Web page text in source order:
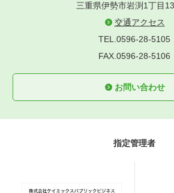
三重県伊勢市岩渕1丁目
交通アクセス
TEL.0596-28-5105
FAX.0596-28-5106
お問い合わせ
指定管理者